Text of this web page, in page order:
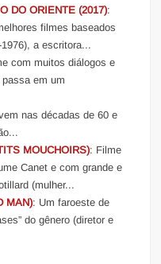
DO ORIENTE (2017):
filmes baseados
a escritora...
com muitos diálogos e
em um
nas décadas de 60 e
MOUCHOIRS): Filme
Canet e com grande e
(mulher...
MAN): Um faroeste de
do gênero (diretor e